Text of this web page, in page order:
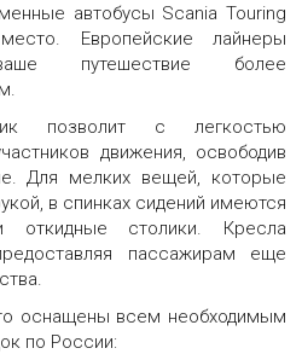
Scania Touring 51 место
Scania Touring 51 место
Scania Touring 51 место
автобусы Scania Touring
Европейские лайнеры
путешествие более
позволит с легкостью
движения, освободив
Для мелких вещей, которые
в спинках сидений имеются
откидные столики. Кресла
пассажирам еще
оснащены всем необходимым
по России: